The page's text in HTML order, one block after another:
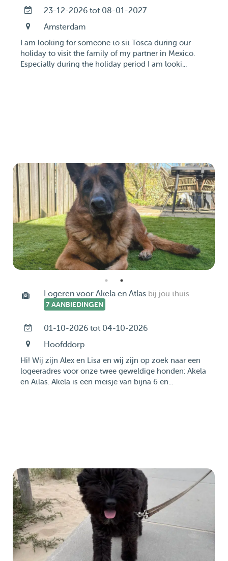
23-12-2026 tot 08-01-2027
Amsterdam
I am looking for someone to sit Tosca during our
holiday to visit the family of my partner in Mexico.
Especially during the holiday period I am looki...
Logeren voor Akela en Atlas bij jou thuis
7 AANBIEDINGEN
01-10-2026 tot 04-10-2026
Hoofddorp
Hi! Wij zijn Alex en Lisa en wij zijn op zoek naar een
logeeradres voor onze twee geweldige honden: Akela
en Atlas. Akela is een meisje van bijna 6 en...